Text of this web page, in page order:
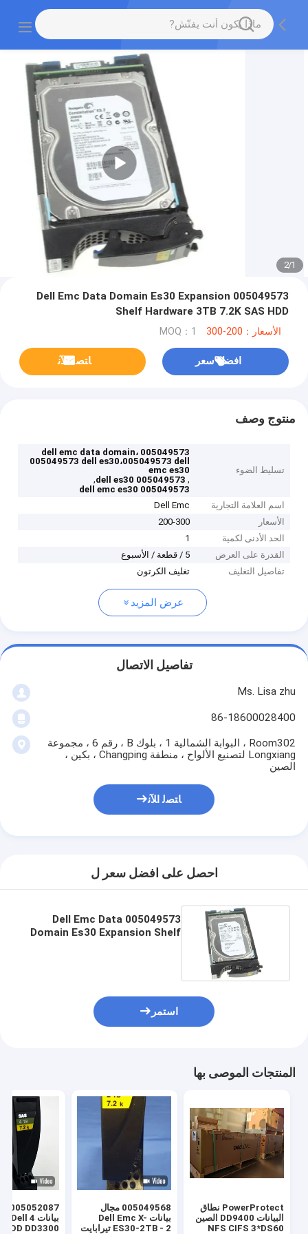
1
/
2
005049573 Dell Emc Data Domain Es30 Expansion
Shelf Hardware 3TB 7.2K SAS HDD
الأسعار：200-300 MOQ：1
افضل سعر ﺎﺘﺼﻟ ﺍﻶﻧ
منتوج وصف
تسليط الضوء
005049573 dell emc data domain،
005049573 dell es30،005049573 dell
emc es30
,
005049573 dell es30
,
005049573 dell emc es30
اسم العلامة التجارية
Dell Emc
الأسعار
200-300
الحد الأدنى لكمية
1
القدرة على العرض
5 / قطعة / الأسبوع
تفاصيل التغليف
تغليف الكرتون
عرض المزيد
تفاصيل الاتصال
Ms. Lisa zhu
86-18600028400
Room302 ، البوابة الشمالية 1 ، بلوك B ، رقم 6 ، مجموعة
Longxiang لتصنيع الألواح ، منطقة Changping ، بكين ،
الصين
ﺎﺘﺼﻟ ﺍﻶﻧ
احصل على افضل سعر ل
005049573 Dell Emc Data
Domain Es30 Expansion Shelf
استمر
المنتجات الموصى بها
PowerProtect نطاق
البيانات DD9400 الصين
NFS CIFS 3*DS60
005049568 مجال
بيانات Dell Emc X-
ES30-2TB - 2 تيرابايت
HDD DD3300